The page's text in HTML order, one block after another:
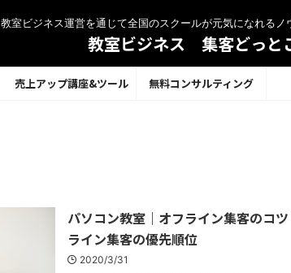
教室ビジネス運営を通じて全国のスクールが元気になれるノ
教室ビジネス 集客どっと
売上アップ講座&ツール 無料コンサルティング
パソコン教室｜オフライン集客のコ
ライン集客の優先順位
2020/3/31